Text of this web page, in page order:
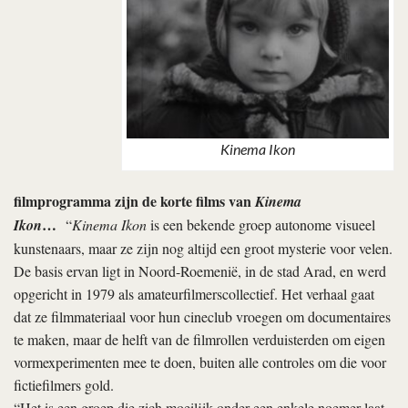
Kinema Ikon
filmprogramma zijn de korte films vanKinema
Ikon… “Kinema Ikonis een bekende groep autonome visueel
kunstenaars, maar ze zijn nog altijd een groot mysterie voor velen.
De basis ervan ligt in Noord-Roemenië, in de stad Arad, en werd
opgericht in 1979 als amateurfilmerscollectief. Het verhaal gaat
dat ze filmmateriaal voor hun cineclub vroegen om documentaires
te maken, maar de helft van de filmrollen verduisterden om eigen
vormexperimenten mee te doen, buiten alle controles om die voor
fictiefilmers gold.